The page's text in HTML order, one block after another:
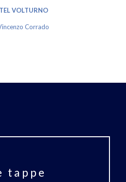
VOLTURNO
Corrado
tappe